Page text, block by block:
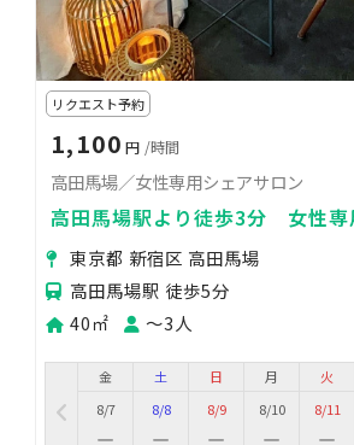
リクエスト予約
1,100 円 /時間
高田馬場／女性専用シェアサロン
高田馬場駅より徒歩3分 女性専
東京都 新宿区 高田馬場
高田馬場駅 徒歩5分
40㎡
〜3人
金
8/7
土
8/8
日
8/9
月
8/10
火
8/11